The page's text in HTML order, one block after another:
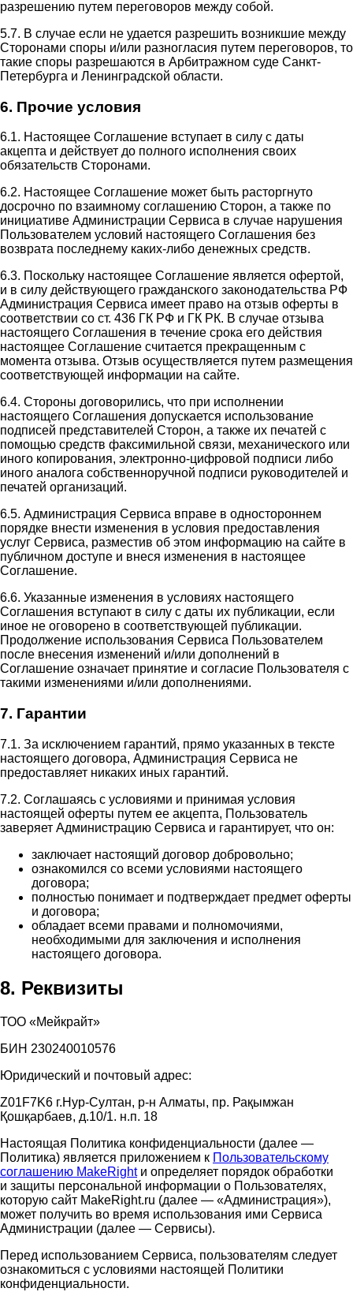
разрешению путем переговоров между собой.
5.7. В случае если не удается разрешить возникшие между
Сторонами споры и/или разногласия путем переговоров, то
такие споры разрешаются в Арбитражном суде Санкт-
Петербурга и Ленинградской области.
6. Прочие условия
6.1. Настоящее Соглашение вступает в силу с даты
акцепта и действует до полного исполнения своих
обязательств Сторонами.
6.2. Настоящее Соглашение может быть расторгнуто
досрочно по взаимному соглашению Сторон, а также по
инициативе Администрации Сервиса в случае нарушения
Пользователем условий настоящего Соглашения без
возврата последнему каких-либо денежных средств.
6.3. Поскольку настоящее Соглашение является офертой,
и в силу действующего гражданского законодательства РФ
Администрация Сервиса имеет право на отзыв оферты в
соответствии со ст. 436 ГК РФ и ГК РК. В случае отзыва
настоящего Соглашения в течение срока его действия
настоящее Соглашение считается прекращенным с
момента отзыва. Отзыв осуществляется путем размещения
соответствующей информации на сайте.
6.4. Стороны договорились, что при исполнении
настоящего Соглашения допускается использование
подписей представителей Сторон, а также их печатей с
помощью средств факсимильной связи, механического или
иного копирования, электронно-цифровой подписи либо
иного аналога собственноручной подписи руководителей и
печатей организаций.
6.5. Администрация Сервиса вправе в одностороннем
порядке внести изменения в условия предоставления
услуг Сервиса, разместив об этом информацию на сайте в
публичном доступе и внеся изменения в настоящее
Соглашение.
6.6. Указанные изменения в условиях настоящего
Соглашения вступают в силу с даты их публикации, если
иное не оговорено в соответствующей публикации.
Продолжение использования Сервиса Пользователем
после внесения изменений и/или дополнений в
Соглашение означает принятие и согласие Пользователя с
такими изменениями и/или дополнениями.
7. Гарантии
7.1. За исключением гарантий, прямо указанных в тексте
настоящего договора, Администрация Сервиса не
предоставляет никаких иных гарантий.
7.2. Соглашаясь с условиями и принимая условия
настоящей оферты путем ее акцепта, Пользователь
заверяет Администрацию Сервиса и гарантирует, что он:
заключает настоящий договор добровольно;
ознакомился со всеми условиями настоящего
договора;
полностью понимает и подтверждает предмет оферты
и договора;
обладает всеми правами и полномочиями,
необходимыми для заключения и исполнения
настоящего договора.
8. Реквизиты
ТОО «Мейкрайт»
БИН 230240010576
Юридический и почтовый адрес:
Z01F7K6 г.Нур-Султан, р-н Алматы, пр. Рақымжан
Қошқарбаев, д.10/1. н.п. 18
Настоящая Политика конфиденциальности (далее —
Политика) является приложением к Пользовательскому
соглашению MakeRightи определяет порядок обработки
и защиты персональной информации о Пользователях,
которую сайт MakeRight.ru (далее — «Администрация»),
может получить во время использования ими Cервиса
Администрации (далее — Сервисы).
Перед использованием Сервиса, пользователям следует
ознакомиться с условиями настоящей Политики
конфиденциальности.